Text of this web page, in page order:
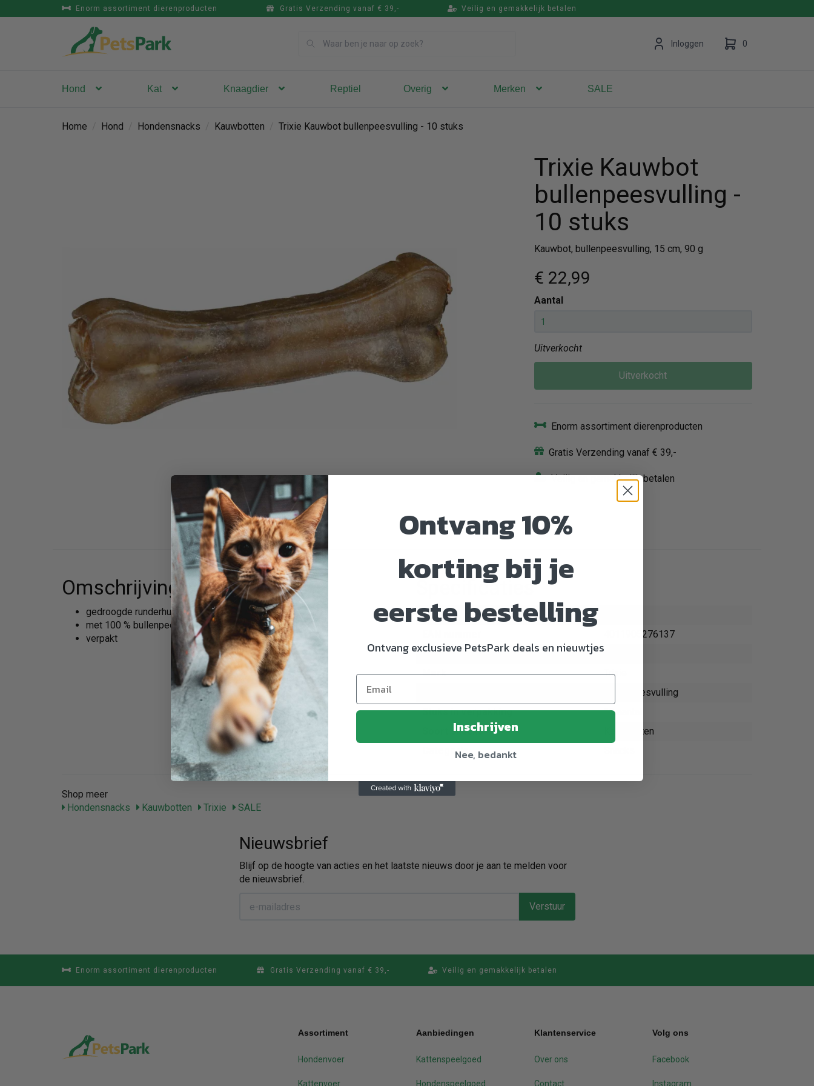
Enorm assortiment dierenproducten Gratis Verzending vanaf € 39,- Veilig en gemakkelijk betalen
Inloggen 0
Vul hem met producten.
Hond Kat Knaagdier Reptiel Overig Merken SALE
Home Hond Hondensnacks Kauwbotten Trixie Kauwbot bullenpeesvulling - 10 stuks
Trixie Kauwbot
bullenpeesvulling -
10 stuks
Kauwbot, bullenpeesvulling, 15 cm, 90 g
€ 22,99
Aantal
Uitverkocht
Uitverkocht
Enorm assortiment dierenproducten
Gratis Verzending vanaf € 39,-
Veilig en gemakkelijk betalen
Omschrijving
gedroogde runderhuid
met 100 % bullenpees gevuld
verpakt
Specificaties
Artikelnummer
4011905276137
Dier
Merk
Trixie
bullenpeesvulling
Stuks in verpakking
10 aantal
Soort snacks
Kauwbotten
Categorie
Shop meer
Hondensnacks
Kauwbotten Trixie SALE
Nieuwsbrief
Blijf op de hoogte van acties en het laatste nieuws door je aan te melden voor
de nieuwsbrief.
Verstuur
Enorm assortiment dierenproducten Gratis Verzending vanaf € 39,- Veilig en gemakkelijk betalen
Assortiment
Hondenvoer
Kattenvoer
Aanbiedingen
Kattenspeelgoed
Hondenspeelgoed
Klantenservice
Over ons
Contact
Volg ons
Facebook
Instagram
Ontvang 10%
korting bij je
eerste bestelling
Ontvang exclusieve PetsPark deals en nieuwtjes
Inschrijven
Nee, bedankt